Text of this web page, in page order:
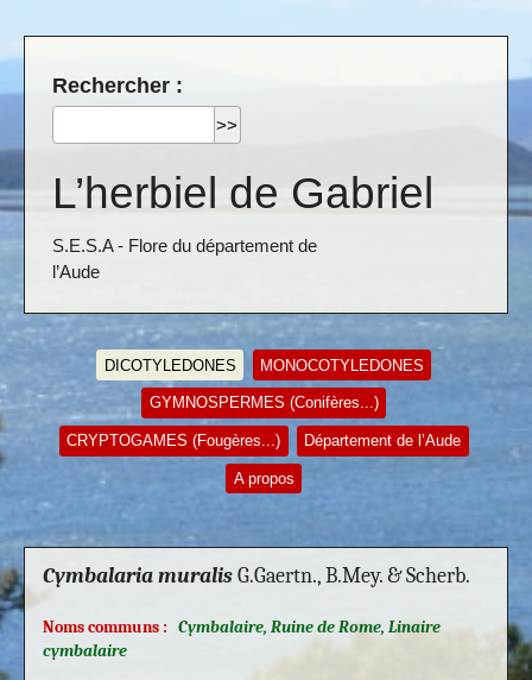
Rechercher :
L’herbiel de Gabriel
S.E.S.A - Flore du département de
l’Aude
DICOTYLEDONES MONOCOTYLEDONES
GYMNOSPERMES (Conifères...)
CRYPTOGAMES (Fougères...) Département de l’Aude
A propos
Cymbalaria muralisG.Gaertn., B.Mey. & Scherb.
Noms communs :
Cymbalaire, Ruine de Rome, Linaire
cymbalaire